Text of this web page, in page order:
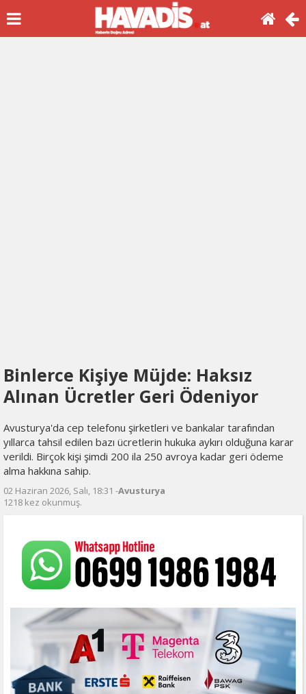
Binlerce Kişiye Müjde: Haksız
Alınan Ücretler Geri Ödeniyor
Avusturya'da cep telefonu şirketleri ve bankalar tarafından
yıllarca tahsil edilen bazı ücretlerin hukuka aykırı olduğuna karar
verildi. Birçok kişi şimdi 200 ila 250 avroya kadar geri ödeme
alma hakkına sahip.
02 Haziran 2026, Salı, 18:31 -Avusturya
1218 kez okunmuş.